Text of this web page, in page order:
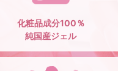
化粧品成分100％
純国産ジェル